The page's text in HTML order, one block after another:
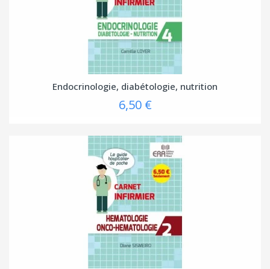
Endocrinologie, diabétologie, nutrition
6,50 €